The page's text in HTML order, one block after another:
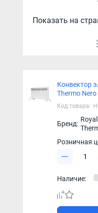
Показать на
Конвектор
Thermo
Код товара:
Бренд:
Royal
Розничная
Наличие: